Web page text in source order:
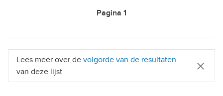
Pagina 1
Lees meer over de volgorde van de resultaten
van deze lijst